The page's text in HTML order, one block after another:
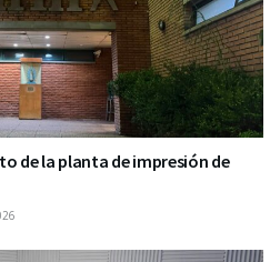
de la planta de impresión de